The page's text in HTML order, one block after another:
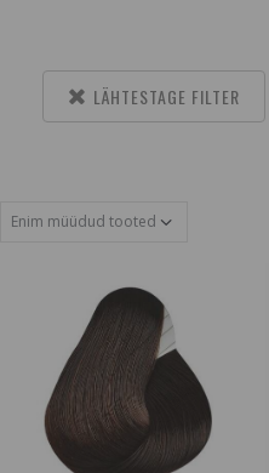
LÄHTESTAGE FILTER